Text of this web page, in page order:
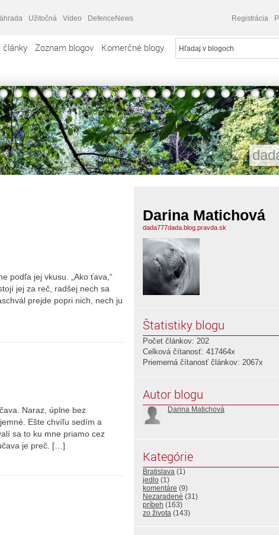
Užitočná Video DefenceNews Registrácia
články Zoznam blogov Komerčné blogy
podľa jej vkusu. „Ako ťava,“
jej za reč, radšej nech sa
prejde popri nich, nech ju
Naraz, úplne bez
Ešte chvíľu sedím a
sa to ku mne priamo cez
je preč. […]
Darina Matichová
dada777dada.blog.pravda.sk
Štatistiky blogu
Počet článkov: 202
Celková čítanosť: 417464x
Priemerná čítanosť článkov: 2067x
Autor blogu
Darina Matichová
Kategórie
Bratislava (1)
jedlo (1)
komentáre (9)
Nezaradené (31)
príbeh (163)
zo života (143)